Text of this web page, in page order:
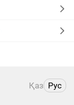
Қаз Рус